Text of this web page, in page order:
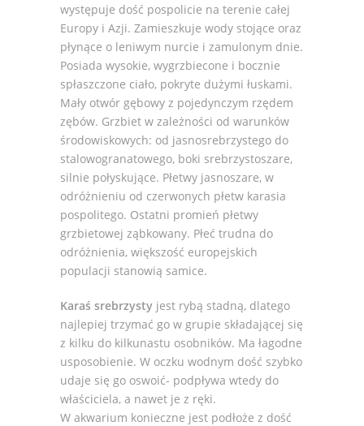
występuje dość pospolicie na terenie całej
Europy i Azji. Zamieszkuje wody stojące oraz
płynące o leniwym nurcie i zamulonym dnie.
Posiada wysokie, wygrzbiecone i bocznie
spłaszczone ciało, pokryte dużymi łuskami.
Mały otwór gębowy z pojedynczym rzędem
zębów. Grzbiet w zależności od warunków
środowiskowych: od jasnosrebrzystego do
stalowogranatowego, boki srebrzystoszare,
silnie połyskujące. Płetwy jasnoszare, w
odróżnieniu od czerwonych płetw karasia
pospolitego. Ostatni promień płetwy
grzbietowej ząbkowany. Płeć trudna do
odróżnienia, większość europejskich
populacji stanowią samice.
Karaś srebrzysty jest rybą stadną, dlatego
najlepiej trzymać go w grupie składającej się
z kilku do kilkunastu osobników. Ma łagodne
usposobienie. W oczku wodnym dość szybko
udaje się go oswoić- podpływa wtedy do
właściciela, a nawet je z ręki.
W akwarium konieczne jest podłoże z dość